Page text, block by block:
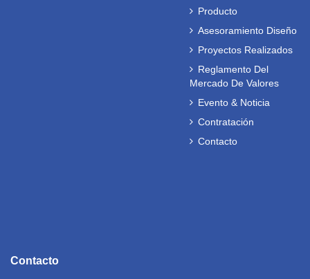
Producto
Asesoramiento Diseño
Proyectos Realizados
Reglamento Del
Mercado De Valores
Evento & Noticia
Contratación
Contacto
Contacto